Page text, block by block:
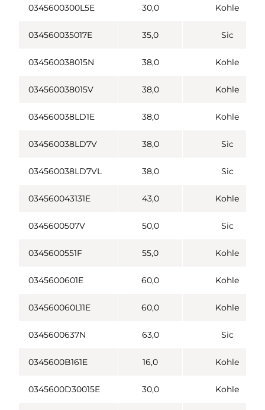
0345600300L5E 30,0 Kohle
034560035017E 35,0 Sic
034560038015N 38,0 Kohle
034560038015V 38,0 Kohle
034560038LD1E 38,0 Kohle
034560038LD7V 38,0 Sic
034560038LD7VL 38,0 Sic
034560043131E 43,0 Kohle
0345600507V 50,0 Sic
0345600551F 55,0 Kohle
0345600601E 60,0 Kohle
034560060L11E 60,0 Kohle
0345600637N 63,0 Sic
0345600B161E 16,0 Kohle
0345600D30015E 30,0 Kohle